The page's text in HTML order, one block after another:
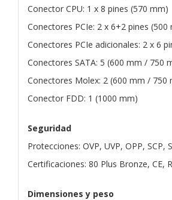
Conector CPU: 1 x 8 pines (570 mm)
Conectores PCIe: 2 x 6+2 pines (500
Conectores PCIe adicionales: 2 x 6
Conectores SATA: 5 (600 mm / 750
Conectores Molex: 2 (600 mm / 750
Conector FDD: 1 (1000 mm)
Seguridad
Protecciones: OVP, UVP, OPP, SCP,
Certificaciones: 80 Plus Bronze, CE,
Dimensiones y peso